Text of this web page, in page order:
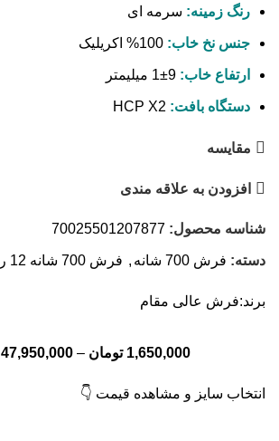
رنگ زمینه: سرمه ای
جنس نخ خاب:
ارتفاع خاب:
دستگاه بافت:
مقایسه
افزودن به علاقه مندی
شناسه محصول: 70025501207877
دسته: فرش 700 شانه , فرش 700 شانه 12 رنگ
برند:فرش عالی مقام
1,650,000 تومان –
47,950,000
انتخاب سایز و مشاهده قیمت 👇